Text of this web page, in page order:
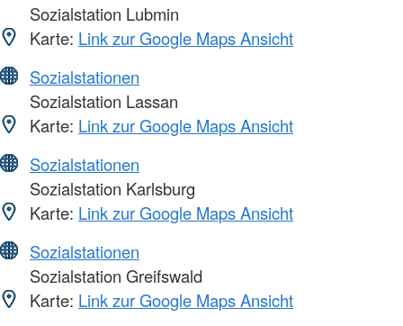
Sozialstation Lubmin
Karte: Link zur Google Maps Ansicht
Sozialstationen
Sozialstation Lassan
Karte: Link zur Google Maps Ansicht
Sozialstationen
Sozialstation Karlsburg
Karte: Link zur Google Maps Ansicht
Sozialstationen
Sozialstation Greifswald
Karte: Link zur Google Maps Ansicht